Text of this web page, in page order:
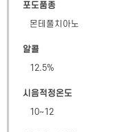
포도품종
몬테풀치아노
알콜
12.5%
시음적정온도
10~12